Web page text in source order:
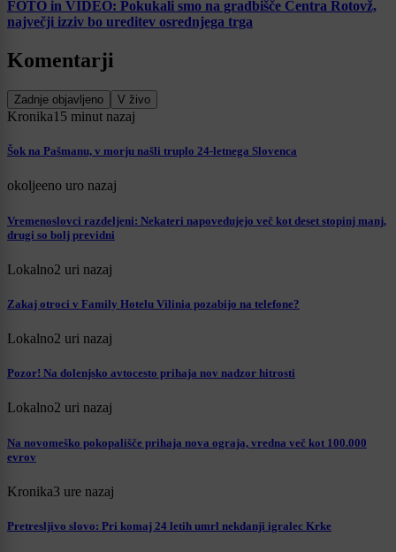
FOTO in VIDEO: Pokukali smo na gradbišče Centra Rotovž,
največji izziv bo ureditev osrednjega trga
Komentarji
Zadnje objavljeno V živo
Kronika15 minut nazaj
Šok na Pašmanu, v morju našli truplo 24-letnega Slovenca
okoljeeno uro nazaj
Vremenoslovci razdeljeni: Nekateri napovedujejo več kot deset stopinj manj,
drugi so bolj previdni
Lokalno2 uri nazaj
Zakaj otroci v Family Hotelu Vilinia pozabijo na telefone?
Lokalno2 uri nazaj
Pozor! Na dolenjsko avtocesto prihaja nov nadzor hitrosti
Lokalno2 uri nazaj
Na novomeško pokopališče prihaja nova ograja, vredna več kot 100.000
evrov
Kronika3 ure nazaj
Pretresljivo slovo: Pri komaj 24 letih umrl nekdanji igralec Krke